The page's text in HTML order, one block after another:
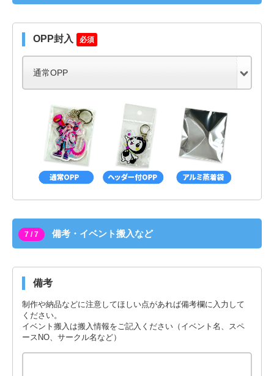
OPP封入 必須
7 / 7 備考・イベント搬入など
備考
制作や納品などに注意してほしい点があれば備考欄に入力して
ください。
イベント搬入は搬入情報をご記入ください（イベント名、スペ
ースNO、サークル名など）